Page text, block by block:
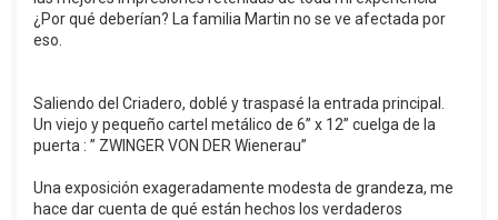
¿Por qué deberían? La familia Martin no se ve afectada por
eso.
Saliendo del Criadero, doblé y traspasé la entrada principal.
Un viejo y pequeño cartel metálico de 6” x 12” cuelga de la
puerta : ” ZWINGER VON DER Wienerau”
Una exposición exageradamente modesta de grandeza, me
hace dar cuenta de qué están hechos los verdaderos